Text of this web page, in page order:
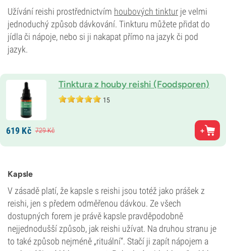
Užívání reishi prostřednictvím houbových tinktur je velmi
jednoduchý způsob dávkování. Tinkturu můžete přidat do
jídla či nápoje, nebo si ji nakapat přímo na jazyk či pod
jazyk.
Tinktura z houby reishi (Foodsporen)
15
619 Kč 729Kč
Kapsle
V zásadě platí, že kapsle s reishi jsou totéž jako prášek z
reishi, jen s předem odměřenou dávkou. Ze všech
dostupných forem je právě kapsle pravděpodobně
nejjednodušší způsob, jak reishi užívat. Na druhou stranu je
to také způsob nejméně „rituální“. Stačí ji zapít nápojem a